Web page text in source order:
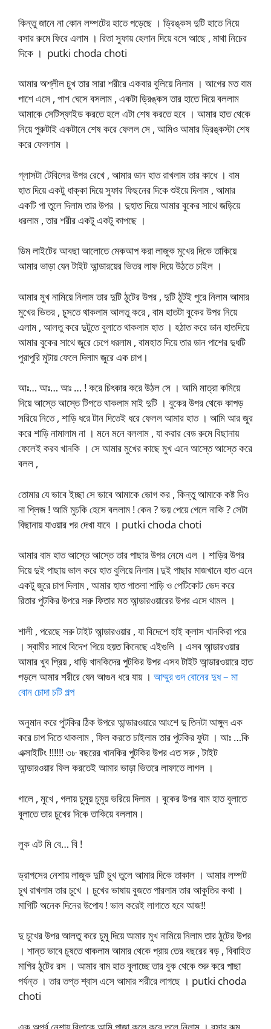
কিন্তু জানে না কোন লম্পটের হাতে পড়েছে । ড্রিঙ্কস দুটি হাতে নিয়ে
বসার রুমে ফিরে এলাম । রিতা সুফায় হেলান দিয়ে বসে আছে , মাথা নিচের
দিকে । putki choda choti
আমার অশ্লীল চুখ তার সারা শরীরে একবার বুলিয়ে নিলাম । আগের মত বাম
পাশে এসে , পাশ ঘেসে বসলাম , একটা ড্রিঙ্কস তার হাতে দিয়ে বললাম
আমাকে সেটিস্ফাইড করতে হলে এটা শেষ করতে হবে । আমার হাত থেকে
নিয়ে পুরুটাই একটানে শেষ করে ফেলল সে , আমিও আমার ড্রিঙ্কস্টা শেষ
করে ফেললাম ।
গ্লাসটা টেবিলের উপর রেখে , আমার ডান হাত রাখলাম তার কাধে । বাম
হাত দিয়ে একটু ধাক্কা দিয়ে সুফার ফিছনের দিকে শুইয়ে দিলাম , আমার
একটি পা তুলে দিলাম তার উপর । দুহাত দিয়ে আমার বুকের সাথে জড়িয়ে
ধরলাম , তার শরীর একটু একটু কাপছে ।
ডিম লাইটের আবছা আলোতে মেকআপ করা লাজুক মুখের দিকে তাকিয়ে
আমার ভাড়া যেন টাইট আন্ডারয়ের ভিতর লাফ দিয়ে উঠতে চাইল ।
আমার মুখ নামিয়ে নিলাম তার দুটি ঠুটের উপর , দুটি ঠুটই পুরে নিলাম আমার
মুখের ভিতর , চুসতে থাকলাম আলতু করে , বাম হাতটা বুকের উপর নিয়ে
এলাম , আলতু করে দুটুতে বুলাতে থাকলাম হাত । হঠাত করে ডান হাতদিয়ে
আমার বুকের সাথে জুরে চেপে ধরলাম , বামহাত দিয়ে তার ডান পাশের দুধটি
পুরাপুরি মুটায় ফেলে দিলাম জুরে এক চাপ।
আঃ… আঃ… আঃ … ! করে চিৎকার করে উঠল সে । আমি মাত্রা কমিয়ে
দিয়ে আস্তে আস্তে টিপতে থাকলাম মাই দুটি । বুকের উপর থেকে কাপড়
সরিয়ে নিতে , শাড়ি ধরে টান দিতেই ধরে ফেলল আমার হাত । আমি আর জুর
করে শাড়ি নামালাম না । মনে মনে বললাম , যা করার বেড রুমে বিছানায়
ফেলেই করব খানকি । সে আমার মুখের কাছে মুখ এনে আস্তে আস্তে করে
বলল ,
তোমার যে ভাবে ইচ্ছা সে ভাবে আমাকে ভোগ কর , কিন্তু আমাকে কষ্ট দিও
না প্লিজ ! আমি মুচকি হেসে বললাম ! কেন ? ভয় পেয়ে গেলে নাকি ? সেটা
বিছানায় যাওয়ার পর দেখা যাবে । putki choda choti
আমার বাম হাত আস্তে আস্তে তার পাছার উপর নেমে এল । শাড়ির উপর
দিয়ে দুই পাছায় ভাল করে হাত বুলিয়ে নিলাম।দুই পাছার মাজখানে হাত এনে
একটু জুরে চাপ দিলাম , আমার হাত পাতলা শাড়ি ও পেটিকোট ভেদ করে
রিতার পুটকির উপরে সরু ফিতার মত আন্ডারওয়ারের উপর এসে থামল ।
শালী , পরেছে সরু টাইট আন্ডারওয়ার , যা বিদেশে হাই ক্লাস খানকিরা পরে
। স্বামীর সাথে বিদেশ গিয়ে হয়ত কিনেছে এইগুলি । এসব আন্ডারওয়ার
আমার খুব প্রিয় , ধাড়ি খানকিদের পুটকির উপর এসব টাইট আন্ডারওয়ারে হাত
পড়লে আমার শরীরে যেন আগুন ধরে যায় । আম্মুর গুদ বোনের দুধ – মা
বোন চোদা চটি গল্প
অনুমান করে পুটকির ঠিক উপরে আন্ডারওয়ারে আংশে দু তিনটা আঙ্গুল এক
করে চাপ দিতে থাকলাম , ফিল করতে চাইলাম তার পুটকির ফুটা । আঃ …কি
এক্সাইটিং !!!!!! ৩৮ বছরের খানকির পুটকির উপর এত সরু , টাইট
আন্ডারওয়ার ফিল করতেই আমার ভাড়া ভিতরে লাফাতে লাগল ।
গালে , মুখে , গলায় চুমুয় চুমুয় ভরিয়ে দিলাম । বুকের উপর বাম হাত বুলাতে
বুলাতে তার চুখের দিকে তাকিয়ে বললাম।
লুক এট মি বে… বি !
ড্রাগসের নেশায় লাজুক দুটি চুখ তুলে আমার দিকে তাকাল । আমার লম্পট
চুখ রাখলাম তার চুখে । চুখের ভাষায় বুজতে পারলাম তার আকুতির কথা ।
মাগিটি অনেক দিনের উপোয ! ভাল করেই লাগাতে হবে আজ!!
দু চুখের উপর আলতু করে চুমু দিয়ে আমার মুখ নামিয়ে নিলাম তার ঠুটের উপর
। শান্ত ভাবে চুষতে থাকলাম আমার থেকে প্রায় তের বছরের বড় , বিবাহিত
মাগির ঠুটের রস । আমার বাম হাত বুলাচ্ছে তার বুক থেকে শুরু করে পাছা
পর্যন্ত । তার তপ্ত শ্বাস এসে আমার শরীরে লাগছে । putki choda
choti